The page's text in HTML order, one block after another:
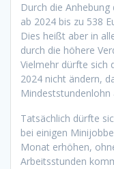
Durch die
ab 2024 bis zu 538
Dies heißt aber in
durch die höhere
Vielmehr dürfte sich
2024 nicht ändern,
Mindeststundenlohn
Tatsächlich dürfte
bei einigen
Monat erhöhen,
Arbeitsstunden